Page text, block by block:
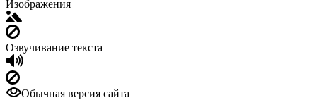
Изображения
Озвучивание текста
Обычная версия сайта